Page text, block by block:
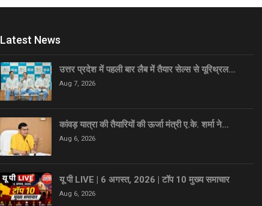
Latest News
उत्तर प्रदेश में पहली बार लैब में तैयार सेल्स से यूरिथ्रल…
Aug 7, 2026
कांवड़ यात्रा की तैयारियों की ऊर्जा मंत्री ए.के. शर्मा ने…
Aug 6, 2026
यू पी LIVE | 6 अगस्त, 2026 | टॉप 10 मुख्य समाचार
Aug 6, 2026